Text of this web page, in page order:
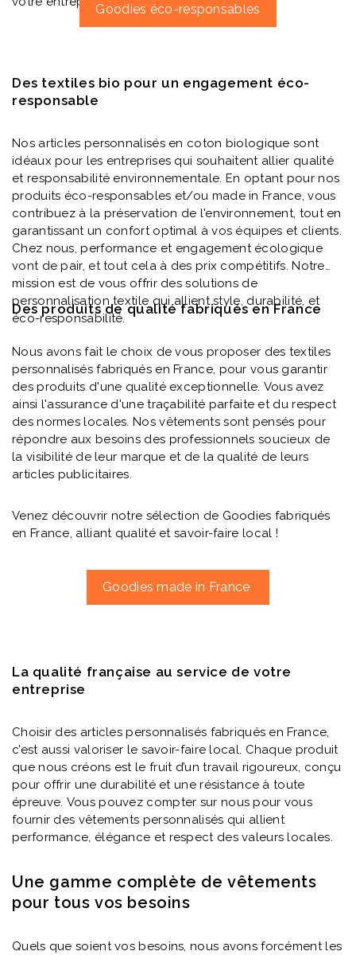
Goodies éco-responsables
Des textiles bio pour un engagement éco-
responsable
Nos articles personnalisés en coton biologique sont
idéaux pour les entreprises qui souhaitent allier qualité
et responsabilité environnementale. En optant pour nos
produits éco-responsables et/ou made in France, vous
contribuez à la préservation de l'environnement, tout en
garantissant un confort optimal à vos équipes et clients.
Chez nous, performance et engagement écologique
vont de pair, et tout cela à des prix compétitifs. Notre
mission est de vous offrir des solutions de
personnalisation textile qui allient style, durabilité, et
éco-responsabilité.
Des produits de qualité fabriqués en France
Nous avons fait le choix de vous proposer des textiles
personnalisés fabriqués en France, pour vous garantir
des produits d'une qualité exceptionnelle. Vous avez
ainsi l'assurance d'une traçabilité parfaite et du respect
des normes locales. Nos vêtements sont pensés pour
répondre aux besoins des professionnels soucieux de
la visibilité de leur marque et de la qualité de leurs
articles publicitaires.
Venez découvrir notre sélection de Goodies fabriqués
en France, alliant qualité et savoir-faire local !
Goodies made in France
La qualité française au service de votre
entreprise
Choisir des articles personnalisés fabriqués en France,
c’est aussi valoriser le savoir-faire local. Chaque produit
que nous créons est le fruit d’un travail rigoureux, conçu
pour offrir une durabilité et une résistance à toute
épreuve. Vous pouvez compter sur nous pour vous
fournir des vêtements personnalisés qui allient
performance, élégance et respect des valeurs locales.
Une gamme complète de vêtements
pour tous vos besoins
Quels que soient vos besoins, nous avons forcément les